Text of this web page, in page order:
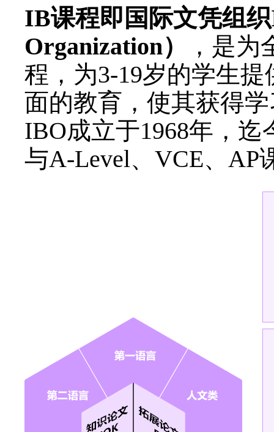
IB课程即国际文凭组
Organization）
，是
程，为3-19岁的学生
面的教育，使其获得
IBO成立于1968年，迄
与A-Level、VCE、AP